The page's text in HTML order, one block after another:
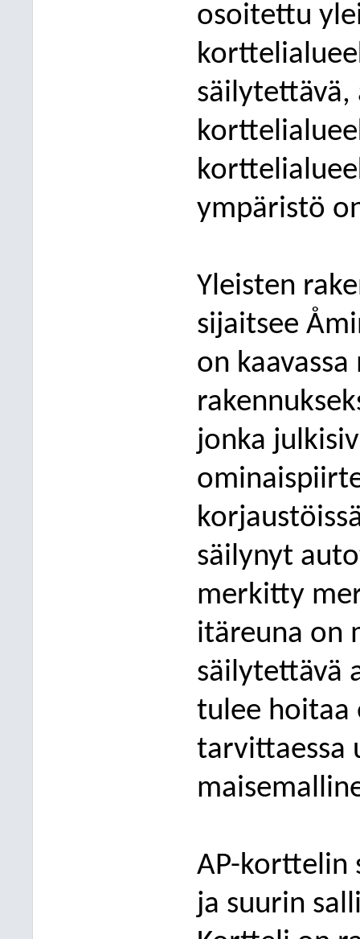
osoitettu
korttelialu
säilytettävä,
ympäristö
Yleisten
sijaitsee
on
jonka
säilynyt
merkitty
itäreuna on
säilytettävä
tulee hoitaa
tarvittaessa
AP-korttelin
ja suurin